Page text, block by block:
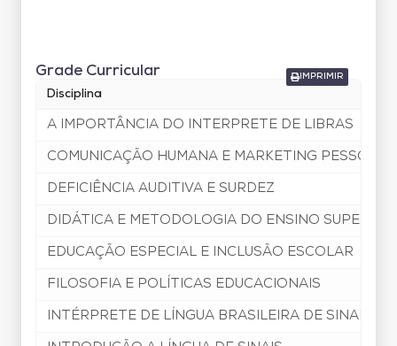
IMPRIMIR
Grade Curricular
Disciplina
A IMPORTÂNCIA DO INTERPRETE DE LIBRAS
COMUNICAÇÃO HUMANA E MARKETING PESSOAL
DEFICIÊNCIA AUDITIVA E SURDEZ
DIDÁTICA E METODOLOGIA DO ENSINO SUPERIOR
EDUCAÇÃO ESPECIAL E INCLUSÃO ESCOLAR
FILOSOFIA E POLÍTICAS EDUCACIONAIS
INTÉRPRETE DE LÍNGUA BRASILEIRA DE SINAIS